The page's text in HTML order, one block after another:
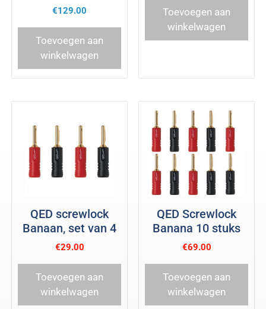
€129.00
Toevoegen aan
winkelwagen
Toevoegen aan
winkelwagen
QED screwlock
Banaan, set van 4
€29.00
Toevoegen aan
winkelwagen
QED Screwlock
Banana 10 stuks
€69.00
Toevoegen aan
winkelwagen